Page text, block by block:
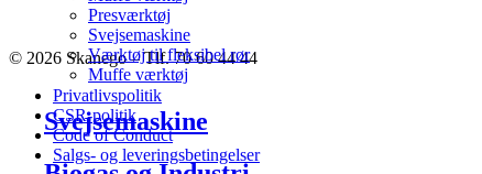
Presværktøj
Svejsemaskine
Værktøj til fleksibel rør
Muffe værktøj
Svejsemaskine
© 2026 Skanego – Tlf. 70 60 44 44
Privatlivspolitik
CSR-politik
Code of Conduct
Salgs- og leveringsbetingelser